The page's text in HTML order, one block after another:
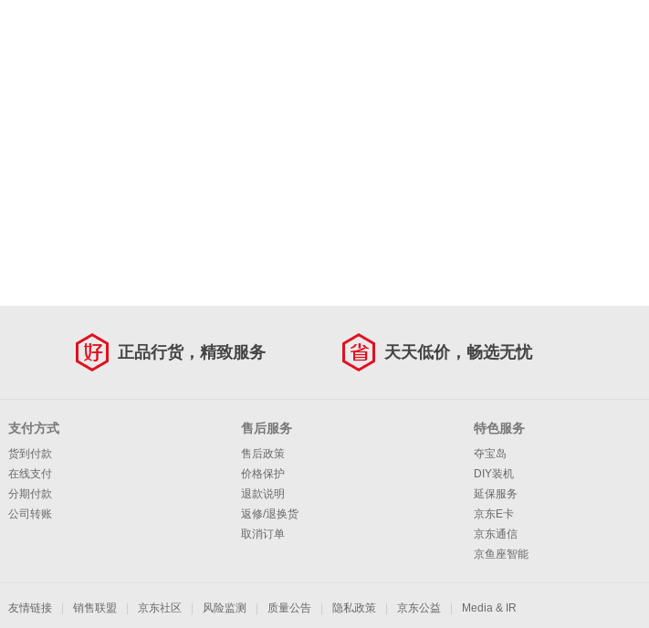
正品行货，精致服务 天天低价，畅选无忧
支付方式
货到付款
在线支付
分期付款
公司转账
售后服务
售后政策
价格保护
退款说明
返修/退换货
取消订单
特色服务
夺宝岛
DIY装机
延保服务
京东E卡
京东通信
京鱼座智能
友情链接 销售联盟 京东社区 风险监测 质量公告 隐私政策 京东公益 Media & IR